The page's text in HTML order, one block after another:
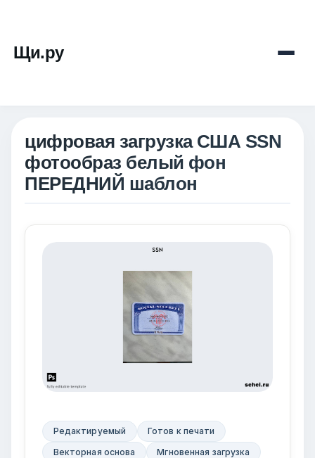
Щи.ру
цифровая загрузка США SSN
фотообраз белый фон
ПЕРЕДНИЙ шаблон
Редактируемый
Готов к печати
Векторная основа
Мгновенная загрузка